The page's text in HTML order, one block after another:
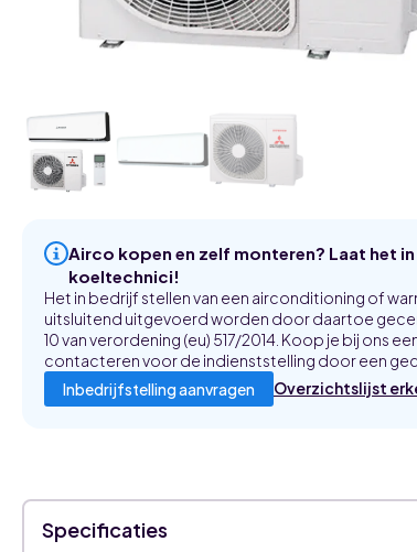
Airco kopen en zelf monteren? Laat het
koeltechnici!
Het in bedrijf stellen van een airconditioning of
uitsluitend uitgevoerd worden door daartoe
10 van verordening (eu) 517/2014. Koop je bij ons
contacteren voor de indienststelling door een
Inbedrijfstelling aanvragen
Overzichtslijst
Specificaties